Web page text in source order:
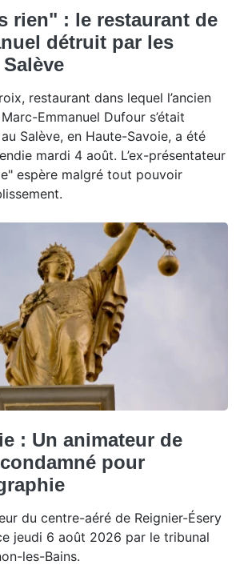
rien" : le restaurant de
détruit par les
restaurant dans lequel l’ancien
Emmanuel Dufour s’était
Salève, en Haute-Savoie, a été
mardi 4 août. L’ex-présentateur
espère malgré tout pouvoir
: Un animateur de
pour
du centre-aéré de Reignier-Ésery
jeudi 6 août 2026 par le tribunal
les-Bains.